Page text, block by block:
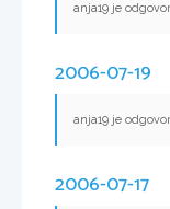
anja19 je
2006-07-19
anja19 je
2006-07-17